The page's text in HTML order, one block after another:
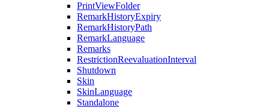
PrintViewFolder
RemarkHistoryExpiry
RemarkHistoryPath
RemarkLanguage
Remarks
RestrictionReevaluationInterval
Shutdown
Skin
SkinLanguage
Standalone